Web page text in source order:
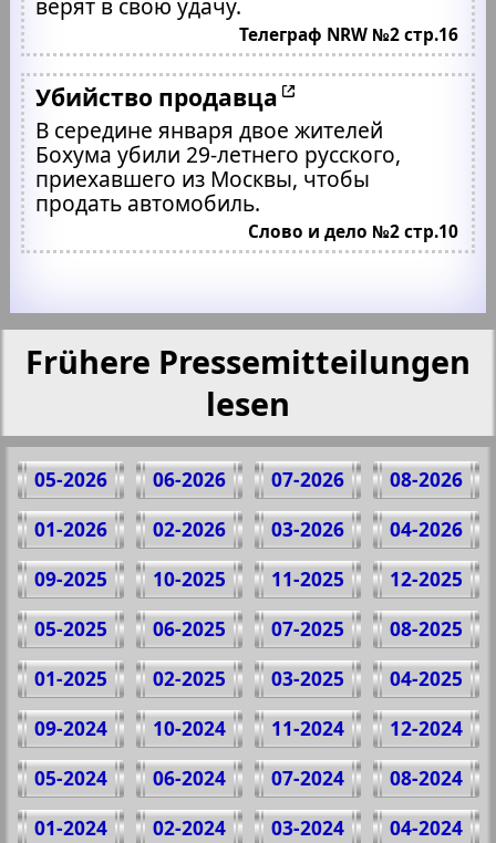
верят в свою удачу.
Телеграф NRW №2 стр.16
Убийство продавца
В середине января двое жителей
Бохума убили 29-летнего русского,
приехавшего из Москвы, чтобы
продать автомобиль.
Слово и дело №2 стр.10
Frühere Pressemitteilungen
lesen
08-2026
07-2026
06-2026
05-2026
04-2026
03-2026
02-2026
01-2026
12-2025
11-2025
10-2025
09-2025
08-2025
07-2025
06-2025
05-2025
04-2025
03-2025
02-2025
01-2025
12-2024
11-2024
10-2024
09-2024
08-2024
07-2024
06-2024
05-2024
04-2024
03-2024
02-2024
01-2024